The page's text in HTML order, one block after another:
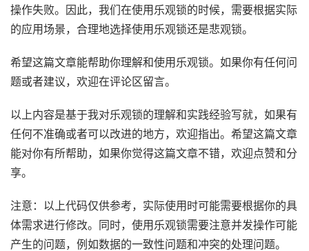
操作失败。因此，我们在使用乐观锁的时候，需要根据实际
的应用场景，合理地选择使用乐观锁还是悲观锁。
希望这篇文章能帮助你理解和使用乐观锁。如果你有任何问
题或者建议，欢迎在评论区留言。
以上内容是基于我对乐观锁的理解和实践经验写就，如果有
任何不准确或者可以改进的地方，欢迎指出。希望这篇文章
能对你有所帮助，如果你觉得这篇文章不错，欢迎点赞和分
享。
注意：以上代码仅供参考，实际使用时可能需要根据你的具
体需求进行修改。同时，使用乐观锁需要注意并发操作可能
产生的问题，例如数据的一致性问题和冲突的处理问题。